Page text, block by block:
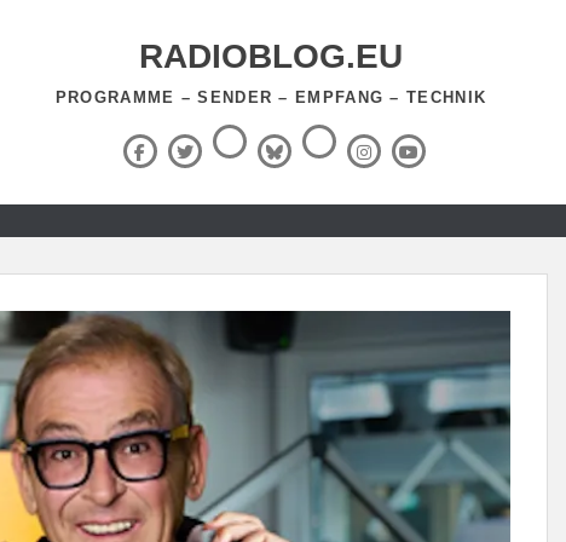
RADIOBLOG.EU
PROGRAMME – SENDER – EMPFANG – TECHNIK
Facebook
X
(Twitter)
ThreadsBlueSky
RSS-
Feed InstagramYouTube